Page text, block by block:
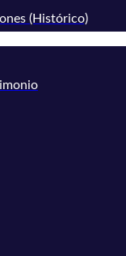
(Histórico)